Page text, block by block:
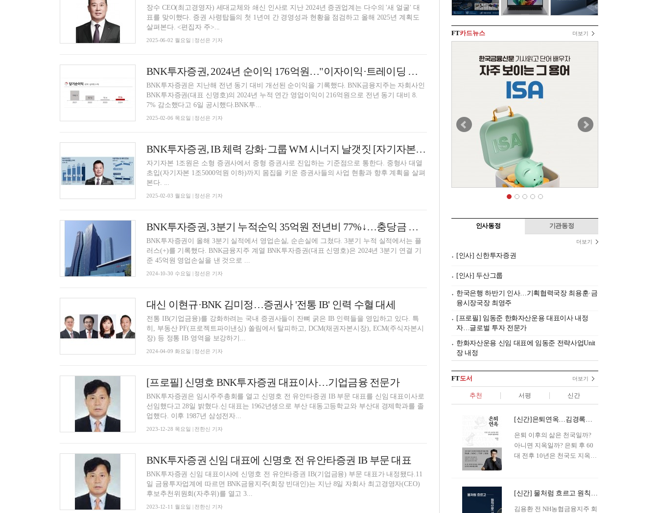
장수 CEO(최고경영자) 세대교체와 쇄신 인사로 지난 2024년 증권업계는 다수의 '새 얼굴' 대
표를 맞이했다. 증권 사령탑들의 첫 1년여 간 경영성과 현황을 점검하고 올해 2025년 계획도
살펴본다. <편집자 주>...
2025-06-02 월요일 | 정선은 기자
BNK투자증권, 2024년 순이익 176억원…"이자이익·트레이딩 수익 기여" [금융사 2024 실적]
BNK투자증권은 지난해 전년 동기 대비 개선된 순이익을 기록했다. BNK금융지주는 자회사인
BNK투자증권(대표 신명호)의 2024년 누적 연간 영업이익이 216억원으로 전년 동기 대비 8.
7% 감소했다고 6일 공시했다.BNK투...
2025-02-06 목요일 | 정선은 기자
BNK투자증권, IB 체력 강화·그룹 WM 시너지 날갯짓 [자기자본 1조 중형사가 뛴다 (2)]
자기자본 1조원은 소형 증권사에서 중형 증권사로 진입하는 기준점으로 통한다. 중형사 대열
초입(자기자본 1조5000억원 이하)까지 몸집을 키운 증권사들의 사업 현황과 향후 계획을 살펴
본다. ...
2025-02-03 월요일 | 정선은 기자
BNK투자증권, 3분기 누적순익 35억원 전년비 77%↓…충당금 적립 [금융사 2024 3분기 실적]
BNK투자증권이 올해 3분기 실적에서 영업손실, 순손실에 그쳤다. 3분기 누적 실적에서는 플
러스(+)를 기록했다. BNK금융지주 계열 BNK투자증권(대표 신명호)은 2024년 3분기 연결 기
준 45억원 영업손실을 낸 것으로 ...
2024-10-30 수요일 | 정선은 기자
대신 이현규·BNK 김미정…증권사 '전통 IB' 인력 수혈 대세
전통 IB(기업금융)를 강화하려는 국내 증권사들이 잔뼈 굵은 IB 인력들을 영입하고 있다. 특
히, 부동산 PF(프로젝트파이낸싱) 쏠림에서 탈피하고, DCM(채권자본시장), ECM(주식자본시
장) 등 정통 IB 영역을 보강하기...
2024-04-09 화요일 | 정선은 기자
[프로필] 신명호 BNK투자증권 대표이사…기업금융 전문가
BNK투자증권은 임시주주총회를 열고 신명호 전 유안타증권 IB 부문 대표를 신임 대표이사로
선임했다고 28일 밝혔다.신 대표는 1962년생으로 부산 대동고등학교와 부산대 경제학과를 졸
업했다. 이후 1987년 삼성전자...
2023-12-28 목요일 | 전한신 기자
BNK투자증권 신임 대표에 신명호 전 유안타증권 IB 부문 대표
BNK투자증권 신임 대표이사에 신명호 전 유안타증권 IB(기업금융) 부문 대표가 내정됐다.11
일 금융투자업계에 따르면 BNK금융지주(회장 빈대인)는 지난 8일 자회사 최고경영자(CEO)
후보추천위원회(자추위)를 열고 3...
2023-12-11 월요일 | 전한신 기자
FT카드뉴스 더보기
인사동정 기관동정
더보기
[인사] 신한투자증권
[인사] 두산그룹
한국은행 하반기 인사…기획협력국장 최용훈·금
융시장국장 최영주
[프로필] 임동준 한화자산운용 대표이사 내정
자…글로벌 투자 전문가
한화자산운용 신임 대표에 임동준 전략사업Unit
장 내정
FT도서 더보기
추천 서평 신간
[신간]은퇴연옥…김경록의 은퇴 후 삶의 나침반
은퇴 이후의 삶은 천국일까?
아니면 지옥일까? 은퇴 후 60
대 전후 10년은 천국도 지옥도
은퇴 설계를 가이드해 온 김경
록 옵투스자산운용의 고문이
[신간] 물처럼 흐르고 원칙으로 서다…김용환의 통찰을 담다
김용환 전 NH농협금융지주 회